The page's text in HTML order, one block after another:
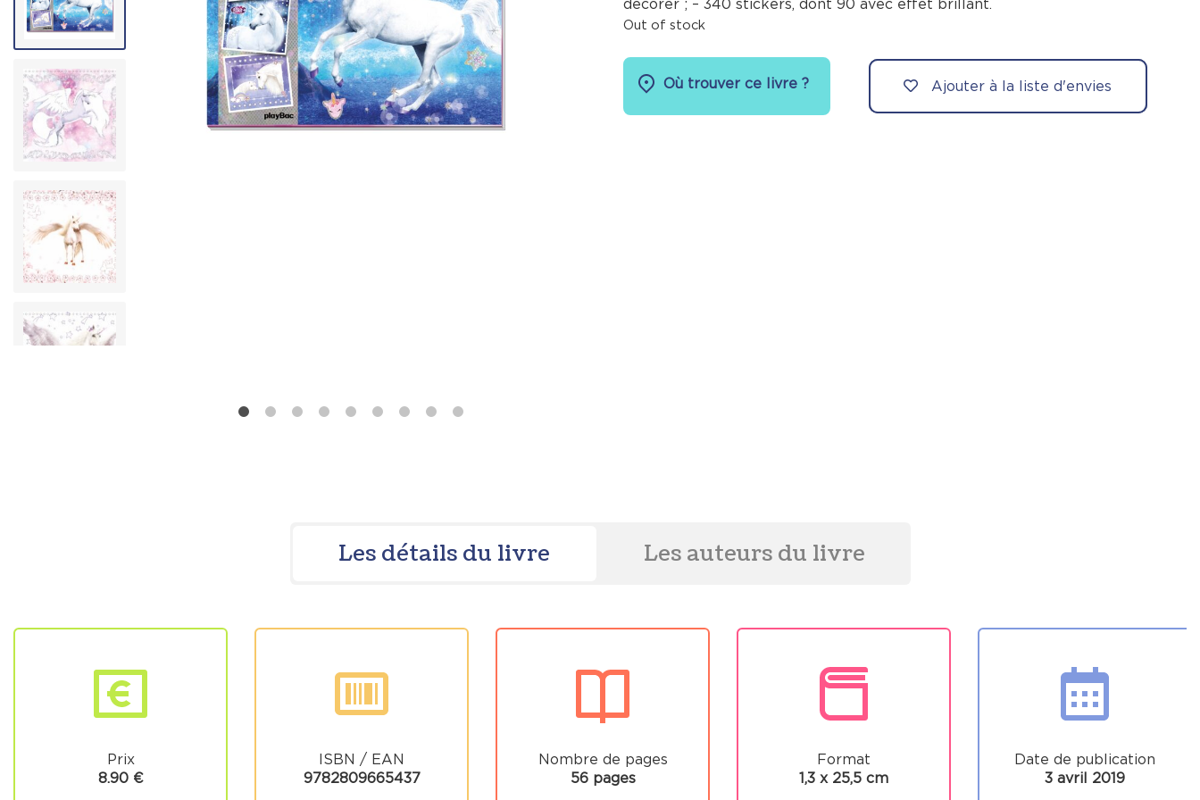
décorer ; – 340 stickers, dont 90 avec effet brillant.
Out of stock
Où trouver ce livre ? Ajouter à la liste d'envies
Les détails du livre Les auteurs du livre
Prix
8.90 €
ISBN / EAN
9782809665437
Nombre de pages
56 pages
Format
1,3 x 25,5 cm
Date de publication
3 avril 2019